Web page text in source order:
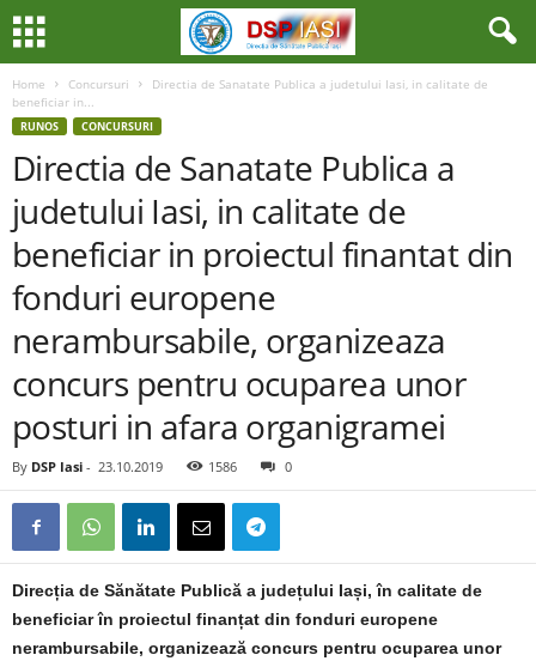
Home Concursuri
Directia de Sanatate Publica a judetului Iasi, in calitate de
beneficiar in...
RUNOS CONCURSURI
Directia de Sanatate Publica a
judetului Iasi, in calitate de
beneficiar in proiectul finantat din
fonduri europene
nerambursabile, organizeaza
concurs pentru ocuparea unor
posturi in afara organigramei
By DSP Iasi - 23.10.2019 1586 0
Direcția de Sănătate Publică a județului Iași, în calitate de
beneficiar în proiectul finanțat din fonduri europene
nerambursabile, organizează concurs pentru ocuparea unor